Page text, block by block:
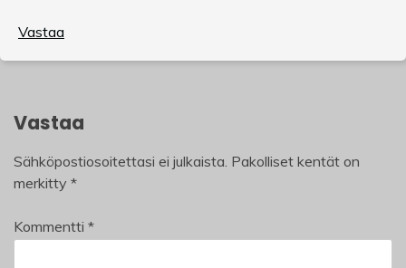
Vastaa
Vastaa
Sähköpostiosoitettasi ei julkaista. Pakolliset kentät on
merkitty *
Kommentti *